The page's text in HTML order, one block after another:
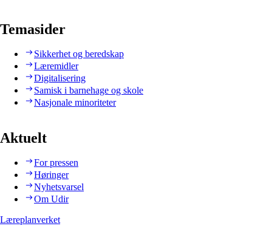
Temasider
Sikkerhet og beredskap
Læremidler
Digitalisering
Samisk i barnehage og skole
Nasjonale minoriteter
Aktuelt
For pressen
Høringer
Nyhetsvarsel
Om Udir
Læreplanverket